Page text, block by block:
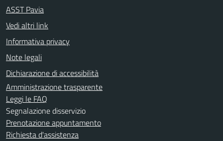
ASST Pavia
Vedi altri link
Informativa privacy
Note legali
Dichiarazione di accessibilità
Amministrazione trasparente
Leggi le FAQ
Segnalazione disservizio
Prenotazione appuntamento
Richiesta d'assistenza